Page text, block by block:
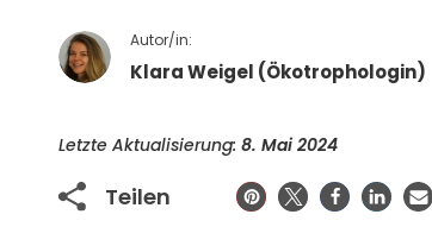
Autor/in:
Klara Weigel (Ökotrophologin)
Letzte Aktualisierung:8. Mai 2024
Teilen